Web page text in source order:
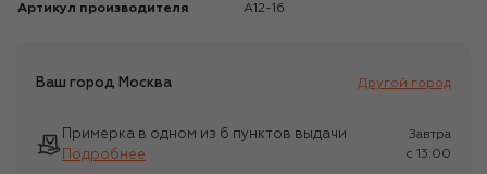
Артикул производителя A12-16
Ваш город Москва Другой город
Примерка в одном из 6 пунктов выдачи
Подробнее
Завтра
c 13:00